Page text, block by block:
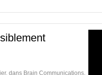
dans Brain Communications,